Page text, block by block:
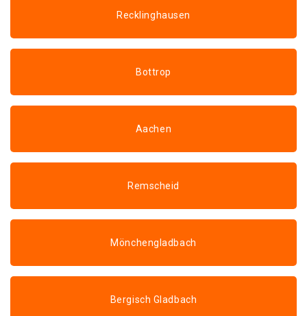
Recklinghausen
Bottrop
Aachen
Remscheid
Mönchengladbach
Bergisch Gladbach